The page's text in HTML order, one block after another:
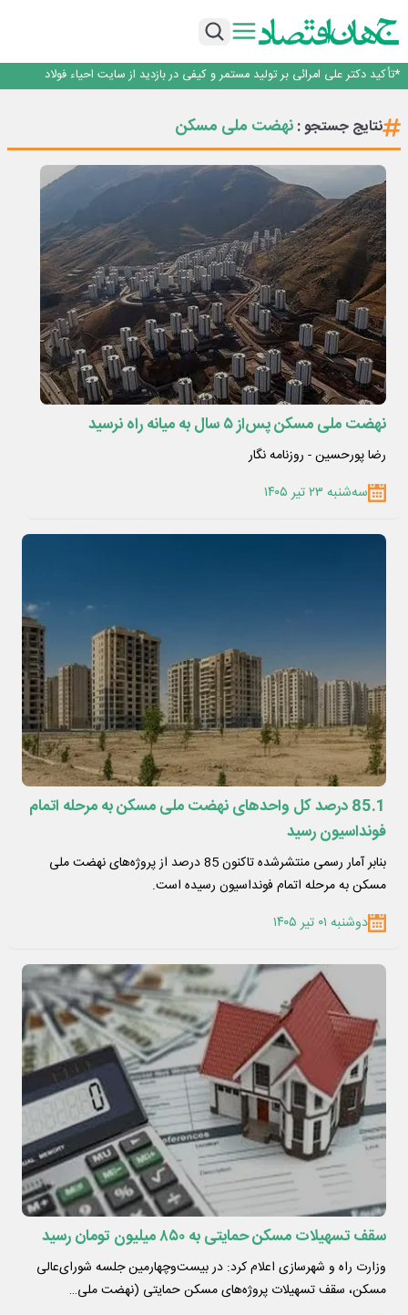
معاونان و جمعی از خبرنگاران و فعالان رسانه‌ای برگزار شد.
تصویری از ظرفیت‌ها، جاذبه‌های تاریخی، فرهنگی و طبیعی استان زنجان
*تأکید دکتر علی امرائی بر تولید مستمر و کیفی در بازدید از سایت احیاء فولاد
گهرزمین در بردسیر*
دیده شود.
مراسم تقدیر از خبرنگاران شهر بهارستان به مناسبت روز خبرنگار، با حضور مدیرعامل،
معاونان و جمعی از خبرنگاران و فعالان رسانه‌ای برگزار شد.هوشمندسازی فرآیندهای کمیسیون ماده ۵ و کارگروه امور زیربنایی در اصفهان/ گامی
نتایج جستجو :نهضت ملی مسکن
نهضت ملی مسکن پس‌از ۵ سال به میانه راه نرسید
رضا پورحسین - روزنامه نگار
سه‌شنبه ۲۳ تیر ۱۴۰۵
85.1 درصد کل واحدهای نهضت ملی مسکن به مرحله اتمام
فونداسیون رسید
بنابر آمار رسمی منتشرشده تاکنون 85 درصد از پروژه‌های نهضت ملی
مسکن به مرحله اتمام فونداسیون رسیده است.
دوشنبه ۰۱ تیر ۱۴۰۵
سقف تسهیلات مسکن حمایتی به ۸۵۰ میلیون تومان رسید
وزارت راه و شهرسازی اعلام کرد: در بیست‌وچهارمین جلسه شورای‌عالی
مسکن، سقف تسهیلات پروژه‌های مسکن حمایتی (نهضت ملی…